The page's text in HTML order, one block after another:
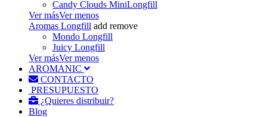
Candy Clouds MiniLongfill
Ver másVer menos
Aromas Longfill add remove
Mondo Longfill
Juicy Longfill
Ver másVer menos
AROMANIC
CONTACTO
PRESUPUESTO
¿Quieres distribuir?
Blog